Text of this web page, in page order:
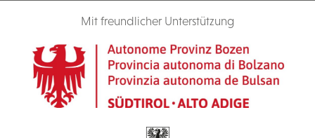
Mit freundlicher Unterstützung